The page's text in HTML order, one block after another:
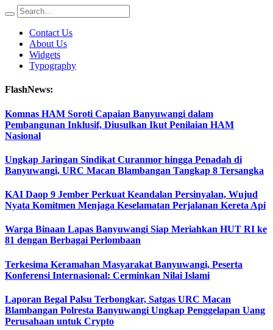
Contact Us
About Us
Widgets
Typography
FlashNews:
Komnas HAM Soroti Capaian Banyuwangi dalam
Pembangunan Inklusif, Diusulkan Ikut Penilaian HAM
Nasional
Ungkap Jaringan Sindikat Curanmor hingga Penadah di
Banyuwangi, URC Macan Blambangan Tangkap 8 Tersangka
KAI Daop 9 Jember Perkuat Keandalan Persinyalan, Wujud
Nyata Komitmen Menjaga Keselamatan Perjalanan Kereta Api
Warga Binaan Lapas Banyuwangi Siap Meriahkan HUT RI ke
81 dengan Berbagai Perlombaan
Terkesima Keramahan Masyarakat Banyuwangi, Peserta
Konferensi Internasional: Cerminkan Nilai Islami
Laporan Begal Palsu Terbongkar, Satgas URC Macan
Blambangan Polresta Banyuwangi Ungkap Penggelapan Uang
Perusahaan untuk Crypto